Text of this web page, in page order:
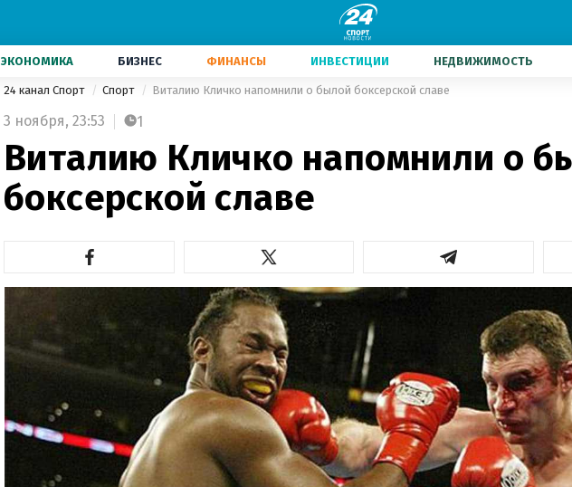
ЭКОНОМИКА БИЗНЕС ФИНАНСЫ ИНВЕСТИЦИИ НЕДВИЖИМОСТЬ
24 канал Спорт Спорт Виталию Кличко напомнили о былой боксерской славе
3 ноября, 23:53 1
Виталию Кличко напомнили о
боксерской славе